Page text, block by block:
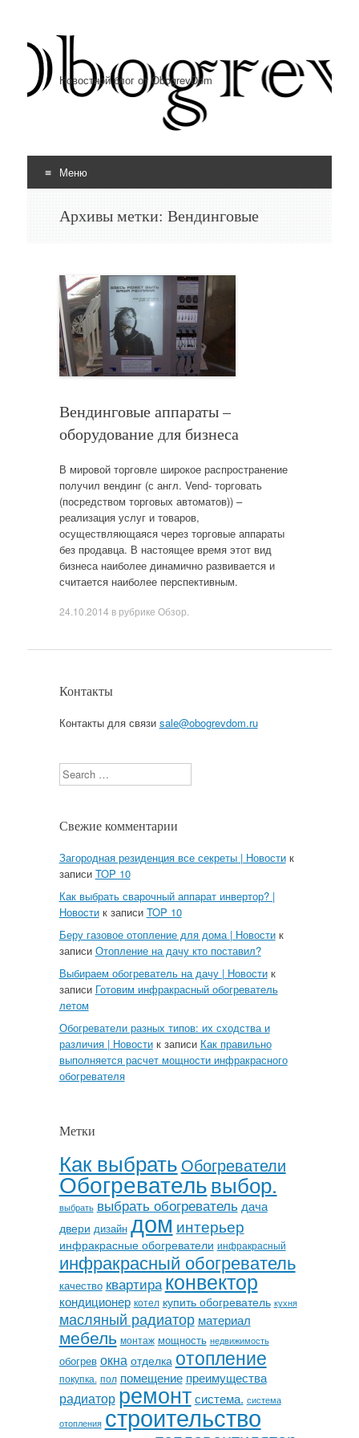
Новостной блог от ObogrevDom
Меню
Архивы метки: Вендинговые
Вендинговые аппараты –
оборудование для бизнеса
В мировой торговле широкое распространение
получил вендинг (с англ. Vend- торговать
(посредством торговых автоматов)) –
реализация услуг и товаров,
осуществляющаяся через торговые аппараты
без продавца. В настоящее время этот вид
бизнеса наиболее динамично развивается и
считается наиболее перспективным.
24.10.2014 в рубрике Обзор
Контакты
Контакты для связи sale@obogrevdom.ru
Search
Свежие комментарии
Загородная резиденция все секреты | Новостик
записи TOP 10
Как выбрать сварочный аппарат инвертор? |
Новостик записи TOP 10
Беру газовое отопление для дома | Новостик
записи Отопление на дачу кто поставил?
Выбираем обогреватель на дачу | Новостик
записи Готовим инфракрасный обогреватель
летом
Обогреватели разных типов: их сходства и
различия | Новостик записи Как правильно
выполняется расчет мощности инфракрасного
обогревателя
Метки
Как выбрать Обогреватели
Обогревательвыбор.
выбрать выбрать обогреватель дача
двери дизайн дом интерьер
инфракрасные обогреватели инфракрасный
инфракрасный обогреватель
качество квартираконвектор
кондиционер котел купить обогреватель кухня
масляный радиатор материал
мебель монтаж мощность недвижимость
обогрев окна отделка отопление
покупка. пол помещение преимущества
радиатор ремонт система. система
отопления строительство